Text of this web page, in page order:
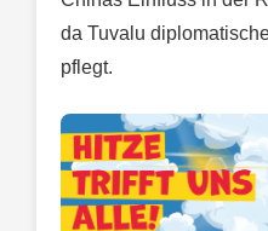
da Tuvalu
pflegt.